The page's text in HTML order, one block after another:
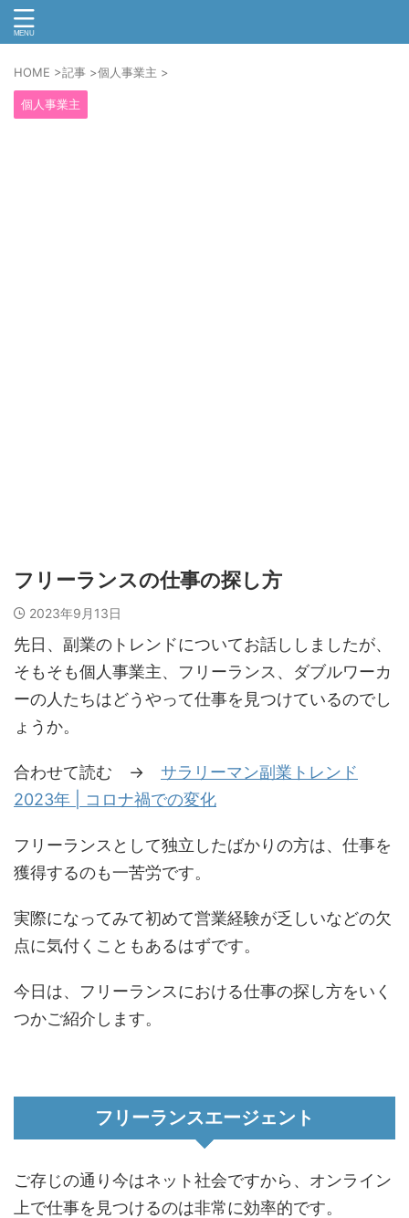
HOME >記事 >個人事業主 >
個人事業主
フリーランスの仕事の探し方
2023年9月13日
先日、副業のトレンドについてお話ししましたが、
そもそも個人事業主、フリーランス、ダブルワーカ
ーの人たちはどうやって仕事を見つけているのでし
ょうか。
合わせて読む → サラリーマン副業トレンド
2023年 | コロナ禍での変化
フリーランスとして独立したばかりの方は、仕事を
獲得するのも一苦労です。
実際になってみて初めて営業経験が乏しいなどの欠
点に気付くこともあるはずです。
今日は、フリーランスにおける仕事の探し方をいく
つかご紹介します。
フリーランスエージェント
ご存じの通り今はネット社会ですから、オンライン
上で仕事を見つけるのは非常に効率的です。